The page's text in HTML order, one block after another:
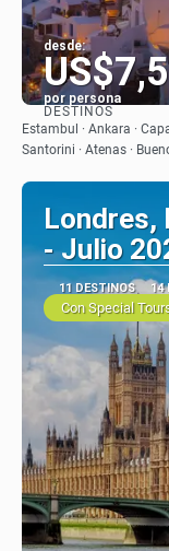
desde:
por persona
DESTINOS
Estambul · Ankara ·
Santorini · Atenas ·
Londres,
- Julio
11 DESTINOS 14
Con Special